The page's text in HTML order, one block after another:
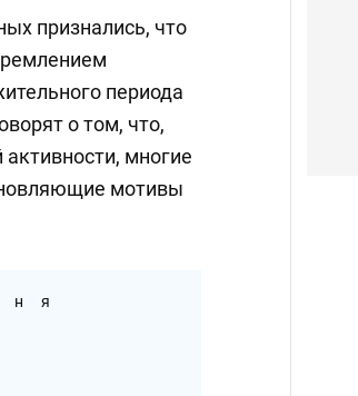
признались, что
периода
о том, что,
многие
мотивы